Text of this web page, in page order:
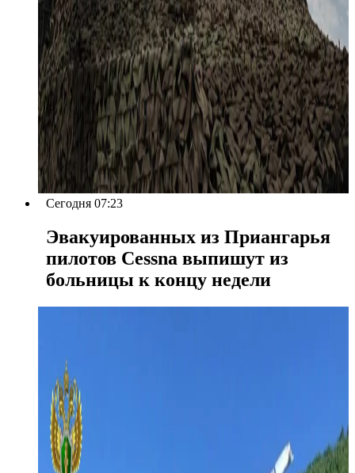
Сегодня 07:23
Эвакуированных из Приангарья
пилотов Cessna выпишут из
больницы к концу недели